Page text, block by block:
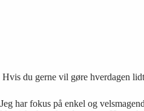
Hvis du gerne vil gøre hverdagen
Jeg har fokus på enkel og